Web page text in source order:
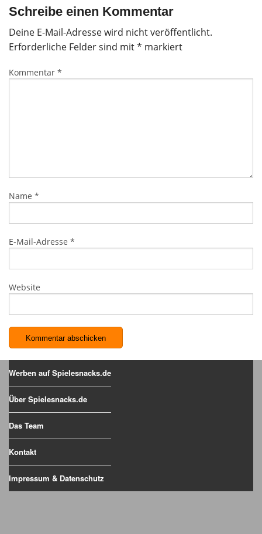
Schreibe einen Kommentar
Deine E-Mail-Adresse wird nicht veröffentlicht.
Erforderliche Felder sind mit* markiert
Kommentar *
Name *
E-Mail-Adresse *
Website
Werben auf Spielesnacks.de
Über Spielesnacks.de
Das Team
Kontakt
Impressum & Datenschutz